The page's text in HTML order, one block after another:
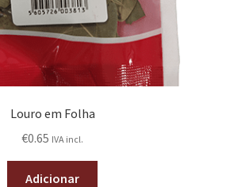
Louro em Folha
€0.65 IVA incl.
Adicionar